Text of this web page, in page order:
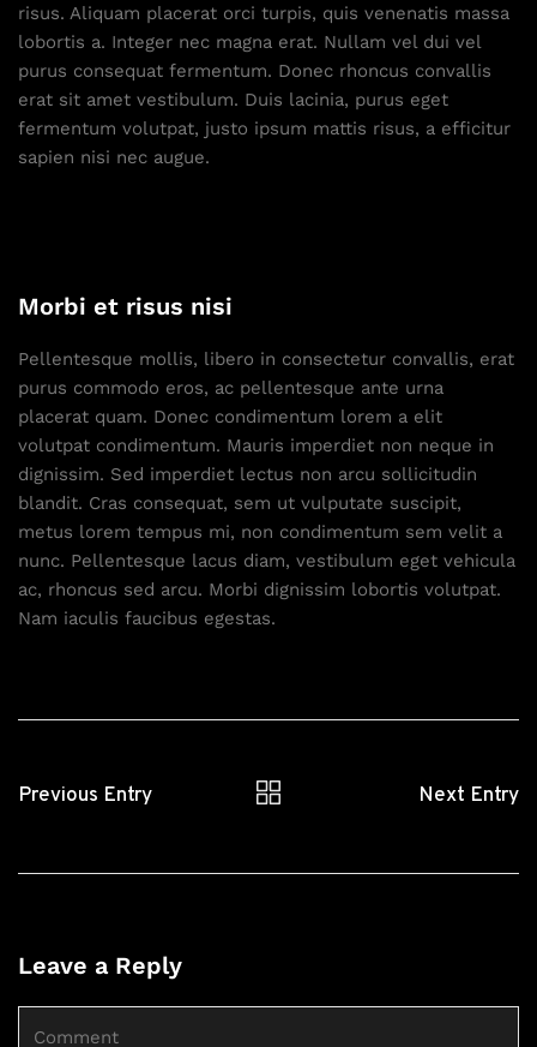
risus. Aliquam placerat orci turpis, quis venenatis massa
lobortis a. Integer nec magna erat. Nullam vel dui vel
purus consequat fermentum. Donec rhoncus convallis
erat sit amet vestibulum. Duis lacinia, purus eget
fermentum volutpat, justo ipsum mattis risus, a efficitur
sapien nisi nec augue.
Morbi et risus nisi
Pellentesque mollis, libero in consectetur convallis, erat
purus commodo eros, ac pellentesque ante urna
placerat quam. Donec condimentum lorem a elit
volutpat condimentum. Mauris imperdiet non neque in
dignissim. Sed imperdiet lectus non arcu sollicitudin
blandit. Cras consequat, sem ut vulputate suscipit,
metus lorem tempus mi, non condimentum sem velit a
nunc. Pellentesque lacus diam, vestibulum eget vehicula
ac, rhoncus sed arcu. Morbi dignissim lobortis volutpat.
Nam iaculis faucibus egestas.
Previous Entry Next Entry
Leave a Reply